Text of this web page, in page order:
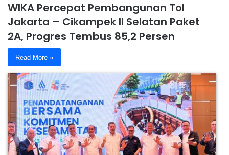
WIKA Percepat Pembangunan Tol
Jakarta – Cikampek II Selatan Paket
2A, Progres Tembus 85,2 Persen
Read More »